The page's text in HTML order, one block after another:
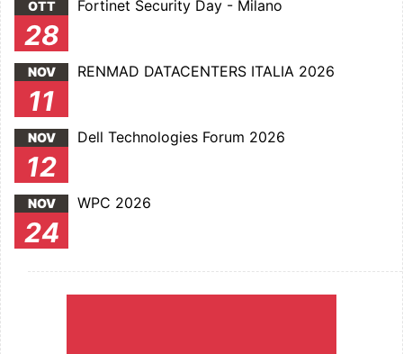
OTT
28
Fortinet Security Day - Milano
NOV
11
RENMAD DATACENTERS ITALIA 2026
NOV
12
Dell Technologies Forum 2026
NOV
24
WPC 2026